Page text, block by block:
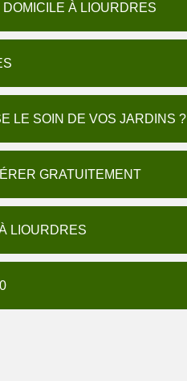
À LIOURDRES
LE SOIN DE VOS JARDINS ?
GRATUITEMENT
LIOURDRES